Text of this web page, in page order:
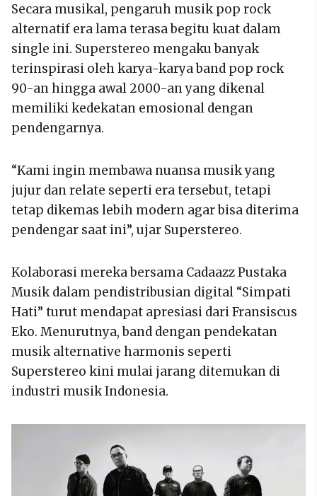
Secara musikal, pengaruh musik pop rock
alternatif era lama terasa begitu kuat dalam
single ini. Superstereo mengaku banyak
terinspirasi oleh karya-karya band pop rock
90-an hingga awal 2000-an yang dikenal
memiliki kedekatan emosional dengan
pendengarnya.
“Kami ingin membawa nuansa musik yang
jujur dan relate seperti era tersebut, tetapi
tetap dikemas lebih modern agar bisa diterima
pendengar saat ini”, ujar Superstereo.
Kolaborasi mereka bersama Cadaazz Pustaka
Musik dalam pendistribusian digital “Simpati
Hati” turut mendapat apresiasi dari Fransiscus
Eko. Menurutnya, band dengan pendekatan
musik alternative harmonis seperti
Superstereo kini mulai jarang ditemukan di
industri musik Indonesia.